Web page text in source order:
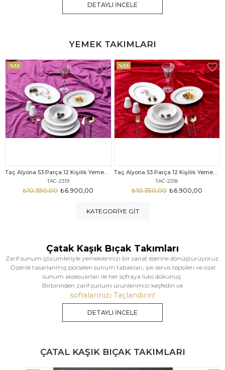
DETAYLI İNCELE
YEMEK TAKIMLARI
Taç Alyona 53 Parça 12 Kişilik Yemek Takımı Gold
TAC-2318
₺6.900,00
₺10.350,00
%33
Taç Eliza Alyona 53 Parça 12 Kişilik Yemek Takımı Platin
TAC-2316
₺9.499,00
₺12.669,00
%25
KATEGORIYE GIT
Çatak Kaşık Bıçak Takımları
Zarif sunum çözümleriyle yemeklerinizi bir sanat eserine dönüştürüyoruz.
Özenle tasarlanmış porselen sunum tabakları, şık servis tepsileri ve özel
sunum aksesuarları ile her sofraya lüks dokunuş.
Birbirinden zarif sunum ürünlerimizi keşfedin ve
sofralarınızı Taçlandırın!
DETAYLI İNCELE
ÇATAL KAŞIK BIÇAK TAKIMLARI